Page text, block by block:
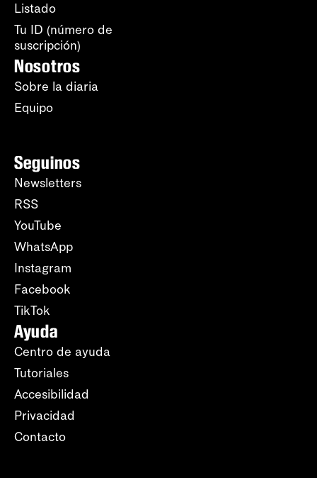
Listado
Tu ID (número de
suscripción)
Nosotros
Sobre la diaria
Equipo
Seguinos
Newsletters
RSS
YouTube
WhatsApp
Instagram
Facebook
TikTok
Ayuda
Centro de ayuda
Tutoriales
Accesibilidad
Privacidad
Contacto